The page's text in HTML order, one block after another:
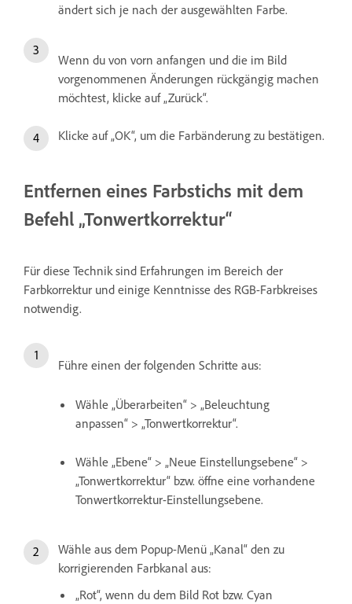
ändert sich je nach der ausgewählten Farbe.
Wenn du von vorn anfangen und die im Bild
vorgenommenen Änderungen rückgängig machen
möchtest, klicke auf „Zurück“.
Klicke auf „OK“, um die Farbänderung zu bestätigen.
Entfernen eines Farbstichs mit dem
Befehl „Tonwertkorrektur“
Für diese Technik sind Erfahrungen im Bereich der
Farbkorrektur und einige Kenntnisse des RGB-Farbkreises
notwendig.
Führe einen der folgenden Schritte aus:
Wähle „Überarbeiten“ > „Beleuchtung
anpassen“ > „Tonwertkorrektur“.
Wähle „Ebene“ > „Neue Einstellungsebene“ >
„Tonwertkorrektur“ bzw. öffne eine vorhandene
Tonwertkorrektur-Einstellungsebene.
Wähle aus dem Popup-Menü „Kanal“ den zu
korrigierenden Farbkanal aus:
„Rot“, wenn du dem Bild Rot bzw. Cyan